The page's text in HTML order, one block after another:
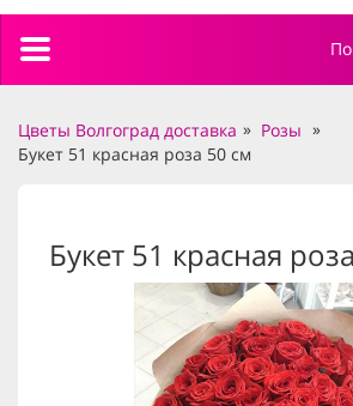
Toggle
Цветы Волгоград доставка
Розы
Букет 51 красная роза 50 см
Букет 51 красная